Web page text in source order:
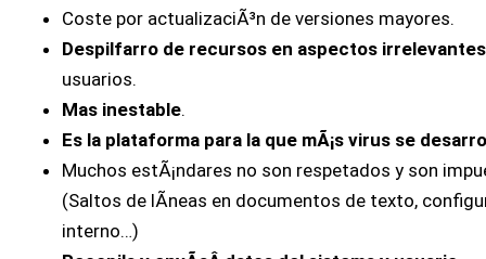
Coste por actualizaciÃ³n de versiones mayores.
Despilfarro de recursos en aspectos irrelevantes
usuarios.
Mas inestable.
Es la plataforma para la que mÃ¡s virus se
Muchos estÃ¡ndares no son respetados y son
(Saltos de lÃ­neas en documentos de texto,
interno…)